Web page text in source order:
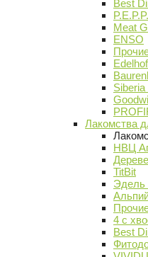
Best
Meat
ENSO
Лакомства
НВЦ
TitBit
Эдель
4 с
Best